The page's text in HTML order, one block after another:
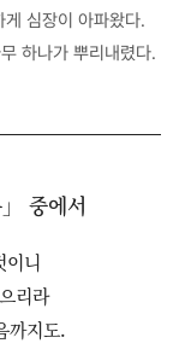
심장이 아파왔다.
하나가 뿌리내렸다.
중에서
이니
리라
까지도.